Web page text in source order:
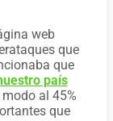
web
que
que
país
al 45%
que